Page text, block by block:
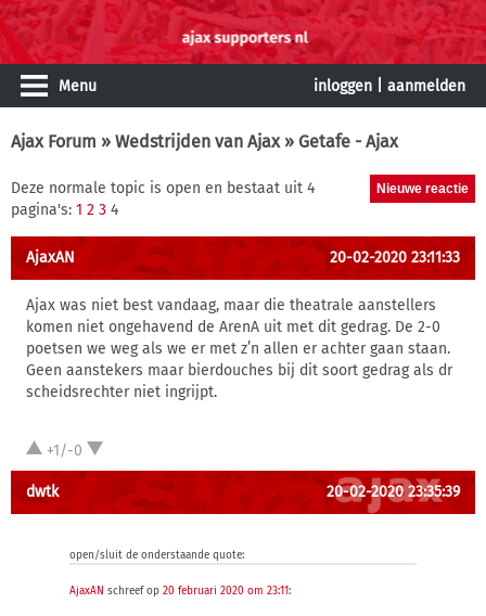
Menu inloggen aanmelden
Ajax Forum » Wedstrijden van Ajax» Getafe - Ajax
Deze normale topic is open en bestaat uit 4
pagina's: 1 2 3 4
AjaxAN 20-02-2020 23:11:33
Ajax was niet best vandaag, maar die theatrale aanstellers
komen niet ongehavend de ArenA uit met dit gedrag. De 2-0
poetsen we weg als we er met z’n allen er achter gaan staan.
Geen aanstekers maar bierdouches bij dit soort gedrag als dr
scheidsrechter niet ingrijpt.
+1/-0
dwtk 20-02-2020 23:35:39
open/sluit de onderstaande quote:
AjaxAN schreef op 20 februari 2020 om 23:11: